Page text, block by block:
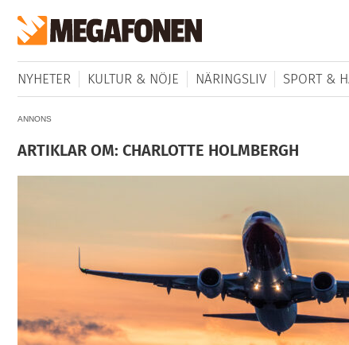
NYHETER KULTUR & NÖJE NÄRINGSLIV SPORT &
ANNONS
ARTIKLAR OM: CHARLOTTE HOLMBERGH